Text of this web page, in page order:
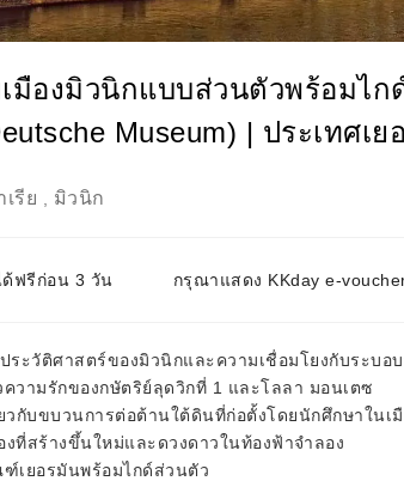
มืองมิวนิกแบบส่วนตัวพร้อมไ
Museum) | ประเทศเย
เรีย มิวนิก
ด้ฟรีก่อน 3 วัน กรุณาแสดง KKday e-
ประวัติศาสตร์ของมิวนิกและความเชื่อมโยงกับระบอ
ความรักของกษัตริย์ลุดวิกที่ 1 และโลลา มอนเตซ
ยวกับขบวนการต่อต้านใต้ดินที่ก่อตั้งโดยนักศึกษาในเ
งที่สร้างขึ้นใหม่และดวงดาวในท้องฟ้าจำลอง
เยอรมันพร้อมไกด์ส่วนตัว